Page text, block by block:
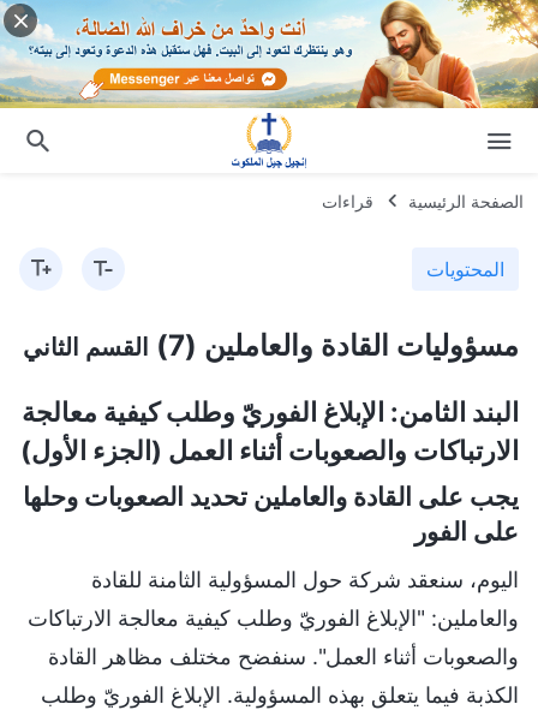
الصفحة الرئيسية قراءات
المحتويات
مسؤوليات القادة والعاملين (7) القسم الثاني
البند الثامن: الإبلاغ الفوريّ وطلب كيفية معالجة
الارتباكات والصعوبات أثناء العمل (الجزء الأول)
يجب على القادة والعاملين تحديد الصعوبات وحلها
على الفور
اليوم، سنعقد شركة حول المسؤولية الثامنة للقادة
والعاملين: "الإبلاغ الفوريّ وطلب كيفية معالجة الارتباكات
والصعوبات أثناء العمل". سنفضح مختلف مظاهر القادة
الكذبة فيما يتعلق بهذه المسؤولية. الإبلاغ الفوريّ وطلب